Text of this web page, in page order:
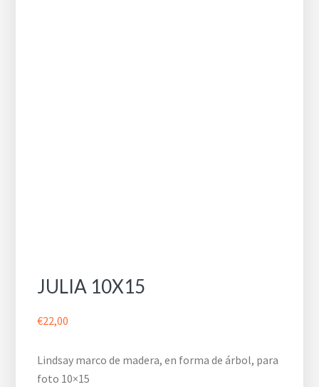
JULIA 10X15
€22,00
Lindsay marco de madera, en forma de árbol, para
foto 10×15